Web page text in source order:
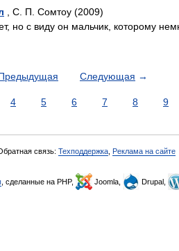
, С. П. Сомтоу (2009)
но с виду он мальчик, которому
Следующая →
4 5 6 7 8 9
связь: Техподдержка Реклама на сайте
, сделанные на PHP, Joomla, Drupal,